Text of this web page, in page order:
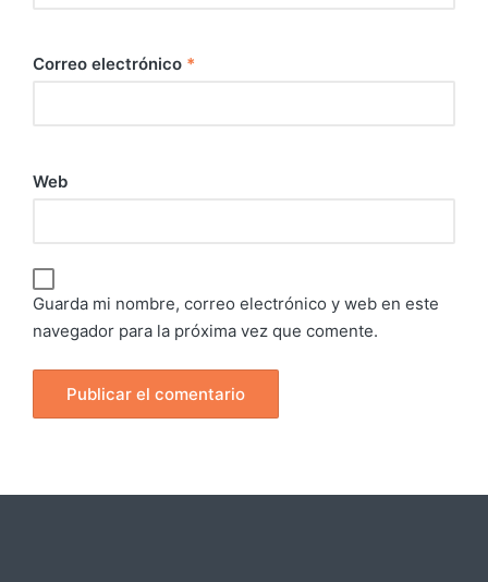
Correo electrónico *
Web
Guarda mi nombre, correo electrónico y web en este
navegador para la próxima vez que comente.